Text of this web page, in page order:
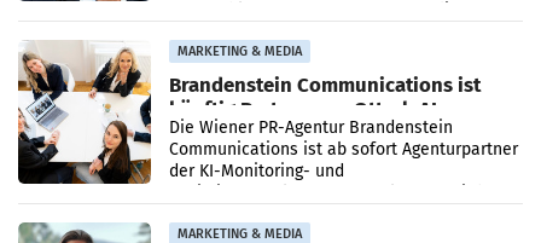
MARKETING & MEDIA
Brandenstein Communications ist
künftig Partner von OtterlyAI
Die Wiener PR-Agentur Brandenstein
Communications ist ab sofort Agenturpartner
der KI-Monitoring- und
MARKETING & MEDIA